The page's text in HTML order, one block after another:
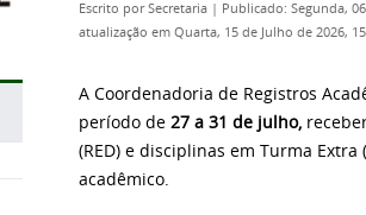
Escrito porSecretaria | Publicado: Segunda,
atualização em Quarta, 15 de Julho de 2026,
A Coordenadoria de Registros
período de 27 a 31 de julho,
(RED) e disciplinas em Turma
acadêmico.